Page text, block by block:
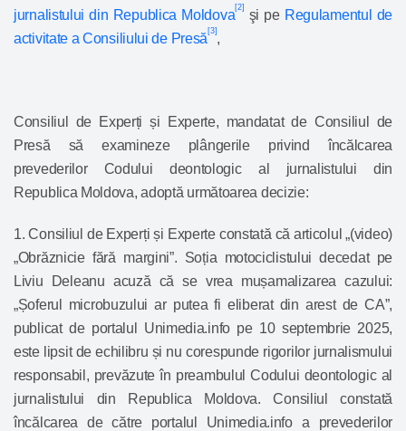
jurnalistului din Republica Moldova[2] şi pe Regulamentul de
activitate a Consiliului de Presă[3] ,
Consiliul de Experți și Experte, mandatat de Consiliul de
Presă să examineze plângerile privind încălcarea
prevederilor Codului deontologic al jurnalistului din
Republica Moldova, adoptă următoarea decizie:
1. Consiliul de Experți și Experte constată că articolul „(video)
„Obrăznicie fără margini”. Soția motociclistului decedat pe
Liviu Deleanu acuză că se vrea mușamalizarea cazului:
„Șoferul microbuzului ar putea fi eliberat din arest de CA”,
publicat de portalul Unimedia.info pe 10 septembrie 2025,
este lipsit de echilibru și nu corespunde rigorilor jurnalismului
responsabil, prevăzute în preambulul Codului deontologic al
jurnalistului din Republica Moldova. Consiliul constată
încălcarea de către portalul Unimedia.info a prevederilor